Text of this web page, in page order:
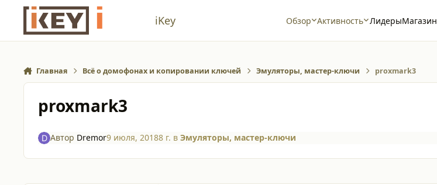
Перейти к содержанию
iKey Обзор Активность ЛидерыМагазин
Главная Всё о домофонах и копировании ключей Эмуляторы, мастер-ключи proxmark3
proxmark3
Автор Dremor9 июля, 20188 г. в Эмуляторы, мастер-ключи